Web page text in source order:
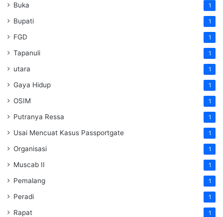
Buka 1
Bupati 1
FGD 1
Tapanuli 1
utara 1
Gaya Hidup 1
OSIM 1
Putranya Ressa 1
Usai Mencuat Kasus Passportgate 1
Organisasi 1
Muscab II 1
Pemalang 1
Peradi 1
Rapat 1